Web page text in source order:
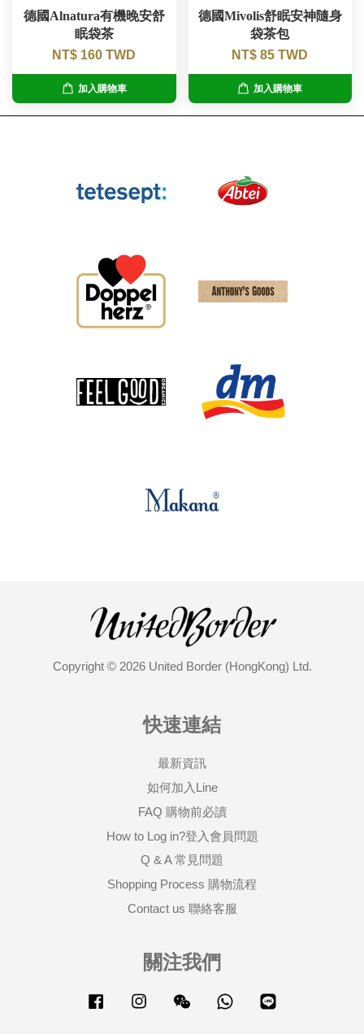
德國Alnatura有機晚安舒
眠袋茶
NT$ 160 TWD
加入購物車
德國Mivolis舒眠安神隨身
袋茶包
NT$ 85 TWD
加入購物車
Copyright © 2026 United Border (HongKong) Ltd.
快速連結
最新資訊
如何加入Line
FAQ 購物前必讀
How to Log in?登入會員問題
Q & A 常見問題
Shopping Process 購物流程
Contact us 聯絡客服
關注我們
Facebook Instagram Wechat Whatsapp